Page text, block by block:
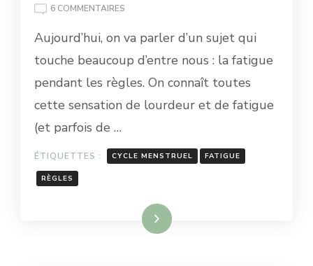
6 COMMENTAIRES
PENDANT
RÈGLES
:
FAIRE
ENTRE
Aujourd’hui, on va parler d’un sujet qui
touche beaucoup d’entre nous : la fatigue
pendant les règles. On connaît toutes
cette sensation de lourdeur et de fatigue
(et parfois de …
ÉTIQUETTES : CYCLE MENSTRUEL FATIGUE
RÈGLES
Lire la suite